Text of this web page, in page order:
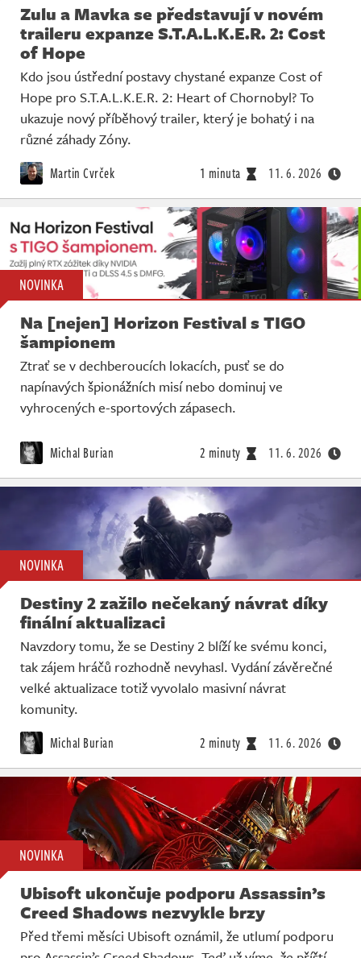
Zulu a Mavka se představují v novém
traileru expanze S.T.A.L.K.E.R. 2: Cost
of Hope
Kdo jsou ústřední postavy chystané expanze Cost of
Hope pro S.T.A.L.K.E.R. 2: Heart of Chornobyl? To
ukazuje nový příběhový trailer, který je bohatý i na
různé záhady Zóny.
Martin Cvrček 1 minuta 11. 6. 2026
NOVINKA
Na [nejen] Horizon Festival s TIGO
šampionem
Ztrať se v dechberoucích lokacích, pusť se do
napínavých špionážních misí nebo dominuj ve
vyhrocených e-sportových zápasech.
Michal Burian 2 minuty 11. 6. 2026
NOVINKA
Destiny 2 zažilo nečekaný návrat díky
finální aktualizaci
Navzdory tomu, že se Destiny 2 blíží ke svému konci,
tak zájem hráčů rozhodně nevyhasl. Vydání závěrečné
velké aktualizace totiž vyvolalo masivní návrat
komunity.
Michal Burian 2 minuty 11. 6. 2026
NOVINKA
Ubisoft ukončuje podporu Assassin’s
Creed Shadows nezvykle brzy
Před třemi měsíci Ubisoft oznámil, že utlumí podporu